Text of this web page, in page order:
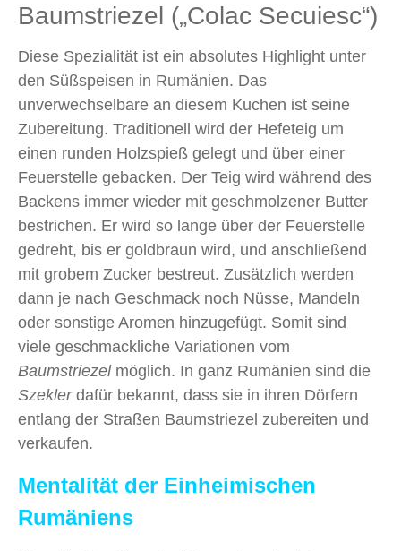
Baumstriezel („Colac Secuiesc“)
Diese Spezialität ist ein absolutes Highlight unter
den Süßspeisen in Rumänien. Das
unverwechselbare an diesem Kuchen ist seine
Zubereitung. Traditionell wird der Hefeteig um
einen runden Holzspieß gelegt und über einer
Feuerstelle gebacken. Der Teig wird während des
Backens immer wieder mit geschmolzener Butter
bestrichen. Er wird so lange über der Feuerstelle
gedreht, bis er goldbraun wird, und anschließend
mit grobem Zucker bestreut. Zusätzlich werden
dann je nach Geschmack noch Nüsse, Mandeln
oder sonstige Aromen hinzugefügt. Somit sind
viele geschmackliche Variationen vom
Baumstriezelmöglich. In ganz Rumänien sind die
Szeklerdafür bekannt, dass sie in ihren Dörfern
entlang der Straßen Baumstriezel zubereiten und
verkaufen.
Mentalität der Einheimischen
Rumäniens